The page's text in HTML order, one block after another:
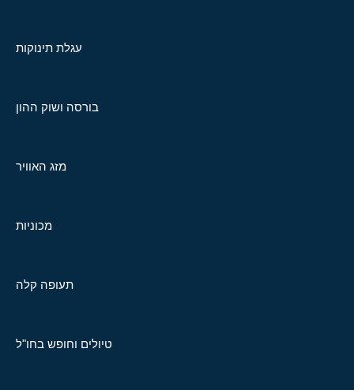
עגלת תינוקות
בורסה ושוק ההון
מזג האוויר
מכוניות
תעופה קלה
טיולים וחופש בחו"ל